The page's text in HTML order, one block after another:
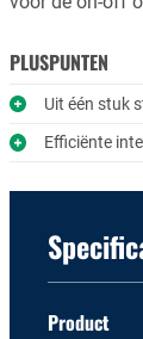
PLUSPUNTEN
Uit één stuk
Efficiënte
Product